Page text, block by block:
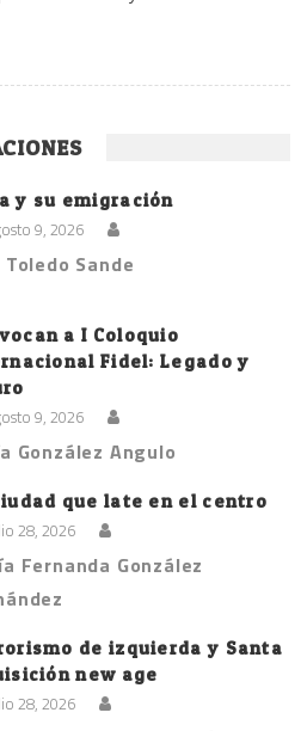
y su emigración
9, 2026
Toledo Sande
a I Coloquio
Fidel: Legado y
9, 2026
González Angulo
que late en el centro
28, 2026
Fernanda González
de izquierda y Santa
new age
28, 2026